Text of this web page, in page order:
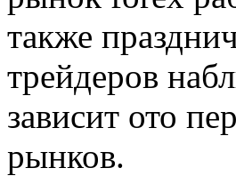
также
трейдеров
зависит ото
рынков.